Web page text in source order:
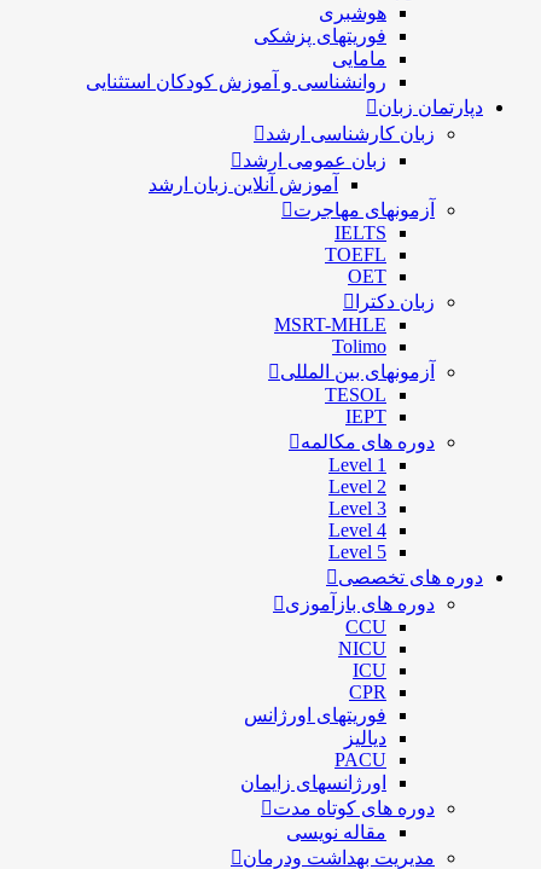
هوشبری
فوریتهای پزشکی
مامایی
روانشناسی و آموزش کودکان استثنایی
دپارتمان زبان
زبان کارشناسی ارشد
زبان عمومی ارشد
آموزش آنلاین زبان ارشد
آزمونهای مهاجرت
IELTS
TOEFL
OET
زبان دکترا
MSRT-MHLE
Tolimo
آزمونهای بین المللی
TESOL
IEPT
دوره های مکالمه
Level 1
Level 2
Level 3
Level 4
Level 5
دوره های تخصصی
دوره های بازآموزی
CCU
NICU
ICU
CPR
فوریتهای اورژانس
دیالیز
PACU
اورژانسهای زایمان
دوره های کوتاه مدت
مقاله نویسی
مدیریت بهداشت ودرمان